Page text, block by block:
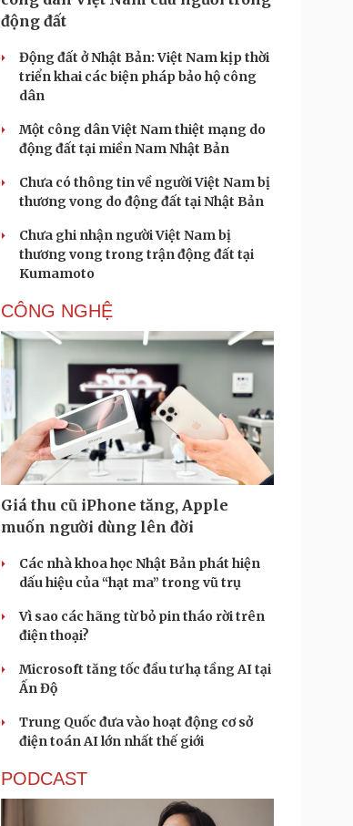
động đất
Động đất ở Nhật Bản: Việt Nam kịp thời
triển khai các biện pháp bảo hộ công
dân
Một công dân Việt Nam thiệt mạng do
động đất tại miền Nam Nhật Bản
Chưa có thông tin về người Việt Nam bị
thương vong do động đất tại Nhật Bản
Chưa ghi nhận người Việt Nam bị
thương vong trong trận động đất tại
Kumamoto
CÔNG NGHỆ
Giá thu cũ iPhone tăng, Apple
muốn người dùng lên đời
Các nhà khoa học Nhật Bản phát hiện
dấu hiệu của “hạt ma” trong vũ trụ
Vì sao các hãng từ bỏ pin tháo rời trên
điện thoại?
Microsoft tăng tốc đầu tư hạ tầng AI tại
Ấn Độ
Trung Quốc đưa vào hoạt động cơ sở
điện toán AI lớn nhất thế giới
PODCAST